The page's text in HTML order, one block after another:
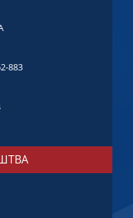
883